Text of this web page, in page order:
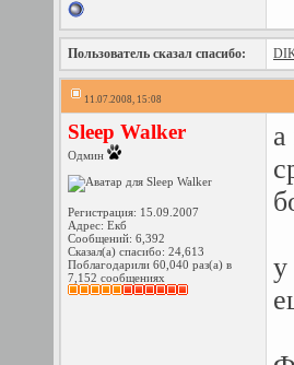
Пользователь сказал cпасибо:
11.07.2008, 15:08
Sleep Walker
Одмин
Регистрация: 15.09.2007
Адрес: Екб
Сообщений: 6,392
Сказал(а) спасибо: 24,613
Поблагодарили 60,040 раз(а) в
7,152 сообщениях
а
у